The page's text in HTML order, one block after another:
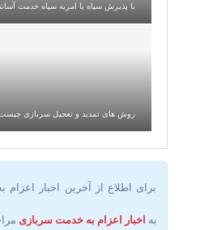
با پذیرش سپاه یا امریه سپاه خدمت
روش های تمدید و تعجیل سربازی
برای اطلاع از آخرین اخبار اعزام
به اخبار اعزام به خدمت سربازی